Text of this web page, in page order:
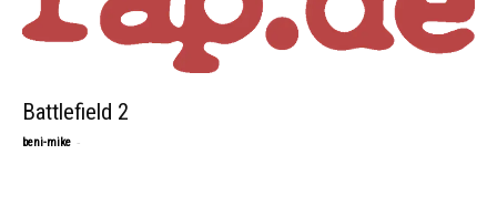
Battlefield 2
beni-mike -